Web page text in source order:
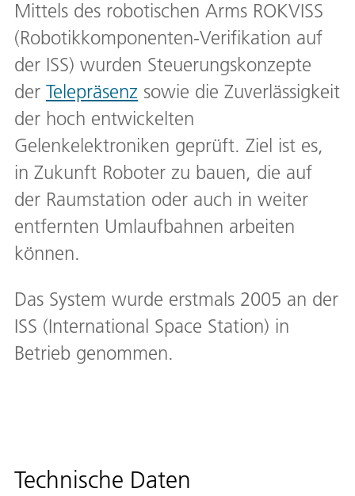
Mittels des robotischen Arms ROKVISS
(Robotikkomponenten-Verifikation auf
der ISS) wurden Steuerungskonzepte
der Telepräsenz sowie die Zuverlässigkeit
der hoch entwickelten
Gelenkelektroniken geprüft. Ziel ist es,
in Zukunft Roboter zu bauen, die auf
der Raumstation oder auch in weiter
entfernten Umlaufbahnen arbeiten
können.
Das System wurde erstmals 2005 an der
ISS (International Space Station) in
Betrieb genommen.
Technische Daten